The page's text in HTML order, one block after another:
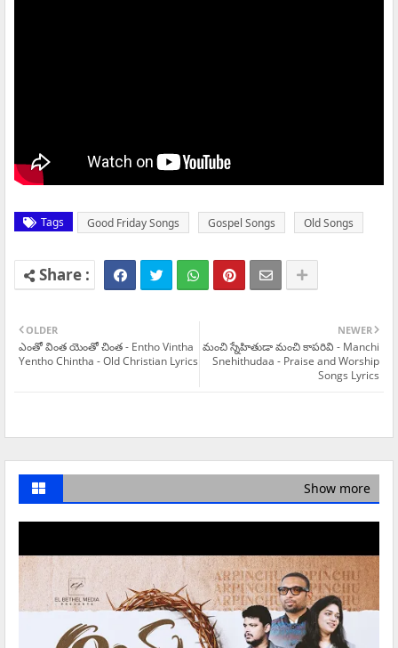
Tags Good Friday Songs Gospel Songs Old Songs
NEWER
మంచి స్నేహితుడా మంచి కాపరివి - Manchi
Snehithudaa - Praise and Worship
Songs Lyrics
OLDER
ఎంతో వింత యెంతో చింత - Entho Vintha
Yentho Chintha - Old Christian Lyrics
Show more